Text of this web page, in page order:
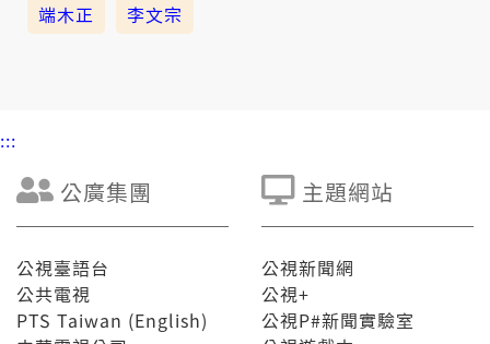
端木正
李文宗
:::
公廣集團
公視臺語台
公共電視
PTS Taiwan (English)
主題網站
公視新聞網
公視+
公視P#新聞實驗室